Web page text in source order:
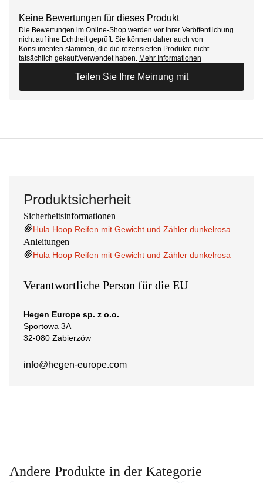
Keine Bewertungen für dieses Produkt
Die Bewertungen im Online-Shop werden vor ihrer Veröffentlichung
nicht auf ihre Echtheit geprüft. Sie können daher auch von
Konsumenten stammen, die die rezensierten Produkte nicht
tatsächlich gekauft/verwendet haben. Mehr Informationen
Teilen Sie Ihre Meinung mit
Produktsicherheit
Sicherheitsinformationen
Hula Hoop Reifen mit Gewicht und Zähler dunkelrosa
Anleitungen
Hula Hoop Reifen mit Gewicht und Zähler dunkelrosa
Verantwortliche Person für die EU
Hegen Europe sp. z o.o.
Sportowa 3A
32-080 Zabierzów
info@hegen-europe.com
Andere Produkte in der Kategorie